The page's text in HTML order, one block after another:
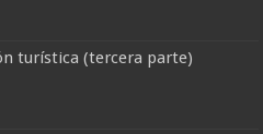
turística (tercera parte)